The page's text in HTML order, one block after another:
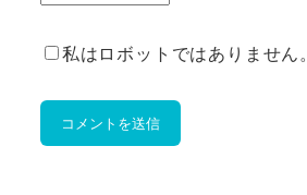
私はロボットではありません。